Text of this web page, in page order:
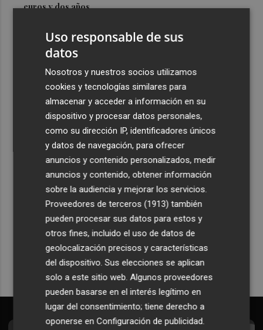
euros y dos años
próximo festivo del sábado, 15 de agosto
Alquería Félix por parte del Ayuntamiento de València
El Valencia completa una pretemporada irregular, con
dudas y deberes pendientes
Recibe toda la actualidad de
Plaza Podcast en tu correo
Quiero suscribirme
Uso responsable de sus
datos
Nosotros y nuestros socios utilizamos
cookies y tecnologías similares para
almacenar y acceder a información en su
dispositivo y procesar datos personales,
como su dirección IP, identificadores únicos
y datos de navegación, para ofrecer
anuncios y contenido personalizados, medir
anuncios y contenido, obtener información
sobre la audiencia y mejorar los servicios.
Proveedores de terceros (1913) también
pueden procesar sus datos para estos y
otros fines, incluido el uso de datos de
geolocalización precisos y características
del dispositivo. Sus elecciones se aplican
solo a este sitio web. Algunos proveedores
pueden basarse en el interés legítimo en
lugar del consentimiento; tiene derecho a
oponerse enConfiguración de publicidad.